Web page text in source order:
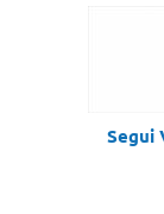
Segui